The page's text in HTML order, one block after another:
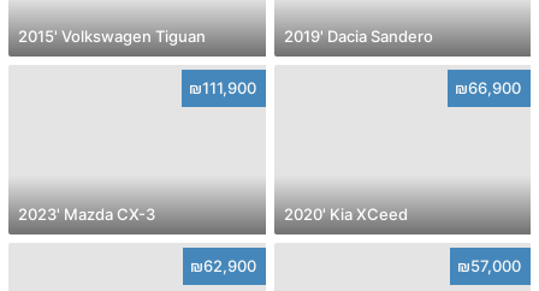
2015' Volkswagen Tiguan 2019' Dacia Sandero
₪111,900
2023' Mazda CX-3
₪66,900
2020' Kia XCeed
₪62,900 ₪57,000